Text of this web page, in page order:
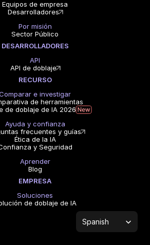
Equipos de empresa
Desarrolladores
Por misión
Sector Público
DESARROLLADORES
API
API de doblaje
RECURSO
e investigar
de herramientas
de doblaje de IA 2026
Ayuda y confianza
frecuentes y guías
Ética de la IA
y Seguridad
Aprender
Blog
EMPRESA
Soluciones
de doblaje de IA
Select Language
Spanish